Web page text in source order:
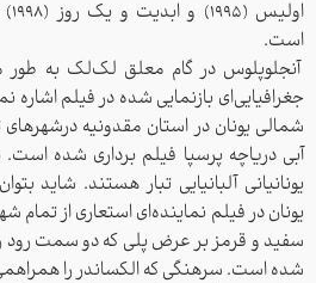
است.
آنجلوپلوس در گام معلق لک‌لک به
جغرافیایی‌ای بازنمایی شده در فیلم
شمالی یونان در استان‌ مقدونیه‌ درشهرهای
آبی دریاچه پرسپا فیلم‌ برداری شده
یونانیانی آلبانیایی تبار هستند. شاید
یونان در فیلم نماینده‌ای استعاری از
سفید و قرمز بر عرض پلی که دو سمت
شده است. سرهنگی که الکساندر را